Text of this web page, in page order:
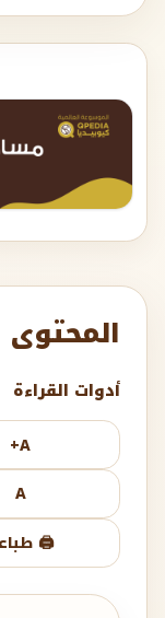
المحتوى
أدوات القراءة
A+
A
🖨️